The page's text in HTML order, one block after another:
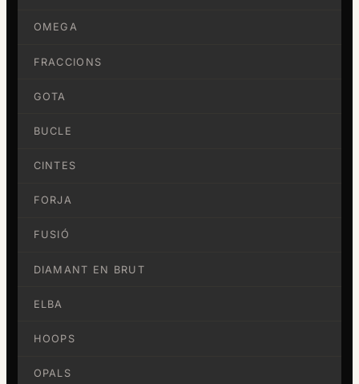
OMEGA
FRACCIONS
GOTA
BUCLE
CINTES
FORJA
FUSIÓ
DIAMANT EN BRUT
ELBA
HOOPS
OPALS